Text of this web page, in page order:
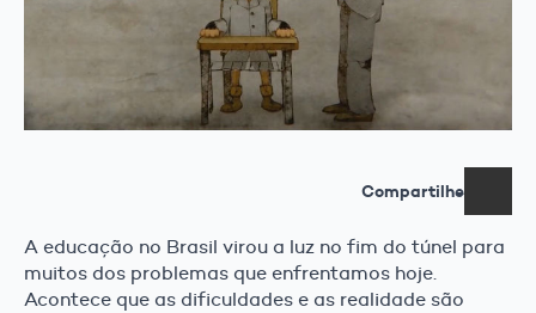
Compartilhe
A educação no Brasil virou a luz no fim do túnel para
muitos dos problemas que enfrentamos hoje.
Acontece que as dificuldades e as realidade são